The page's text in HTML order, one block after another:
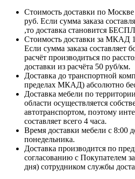
Стоимость доставки по
руб. Если сумма заказа
,то доставка становится
Стоимость доставки за МКАД
Если сумма заказа составляет
расчёт производиться по
доставки из расчёта 50 руб/км.
Доставка до транспортной
пределах МКАД) абсолютно
Доставка мебели по
области осуществляется
автотранспортом, поэтому
составляет всего 4 часа.
Время доставки мебели с 8:00
понедельника.
Доставка производится по
согласованию с Покупателем
дня) сотрудником службы